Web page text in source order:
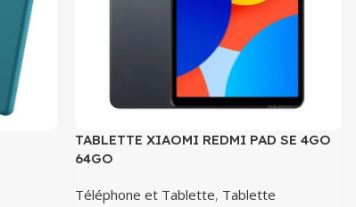
TABLETTE XIAOMI REDMI PAD SE 4GO
64GO
Téléphone et Tablette, Tablette